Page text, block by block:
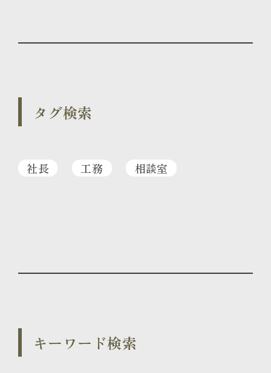
タグ検索
社長 工務 相談室
キーワード検索